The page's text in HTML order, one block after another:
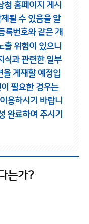
청 홈페이지 게시
될 수 있음을 알
록번호와 같은 개
출 위험이 있으니
식과 관련한 일부
을 게재할 예정입
필요한 경우는
용하시기 바랍니
완료하여 주시기
는가?